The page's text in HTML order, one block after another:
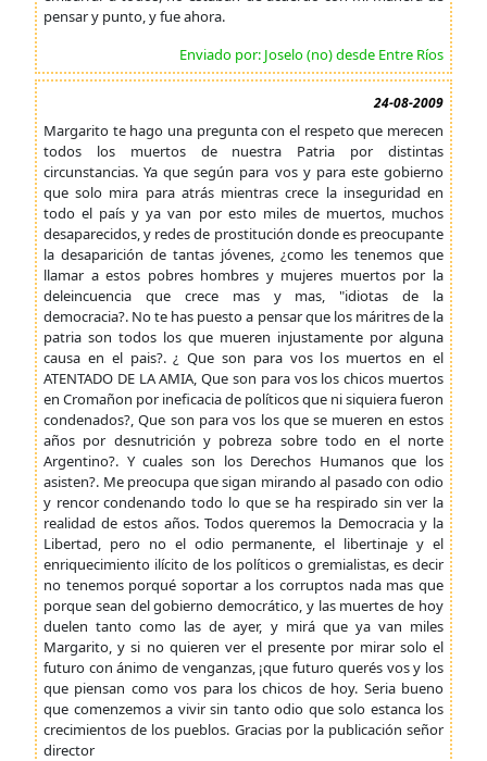
pensar y punto, y fue ahora.
Enviado por: Joselo (no) desde Entre Ríos
24-08-2009
Margarito te hago una pregunta con el respeto que merecen
todos los muertos de nuestra Patria por distintas
circunstancias. Ya que según para vos y para este gobierno
que solo mira para atrás mientras crece la inseguridad en
todo el país y ya van por esto miles de muertos, muchos
desaparecidos, y redes de prostitución donde es preocupante
la desaparición de tantas jóvenes, ¿como les tenemos que
llamar a estos pobres hombres y mujeres muertos por la
deleincuencia que crece mas y mas, "idiotas de la
democracia?. No te has puesto a pensar que los máritres de la
patria son todos los que mueren injustamente por alguna
causa en el pais?. ¿ Que son para vos los muertos en el
ATENTADO DE LA AMIA, Que son para vos los chicos muertos
en Cromañon por ineficacia de políticos que ni siquiera fueron
condenados?, Que son para vos los que se mueren en estos
años por desnutrición y pobreza sobre todo en el norte
Argentino?. Y cuales son los Derechos Humanos que los
asisten?. Me preocupa que sigan mirando al pasado con odio
y rencor condenando todo lo que se ha respirado sin ver la
realidad de estos años. Todos queremos la Democracia y la
Libertad, pero no el odio permanente, el libertinaje y el
enriquecimiento ilícito de los políticos o gremialistas, es decir
no tenemos porqué soportar a los corruptos nada mas que
porque sean del gobierno democrático, y las muertes de hoy
duelen tanto como las de ayer, y mirá que ya van miles
Margarito, y si no quieren ver el presente por mirar solo el
futuro con ánimo de venganzas, ¡que futuro querés vos y los
que piensan como vos para los chicos de hoy. Seria bueno
que comenzemos a vivir sin tanto odio que solo estanca los
crecimientos de los pueblos. Gracias por la publicación señor
director